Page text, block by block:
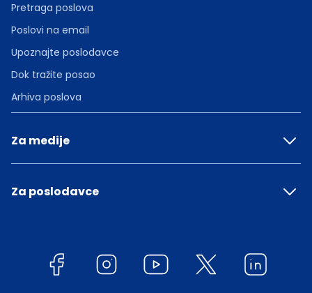
Pretraga poslova
Poslovi na email
Upoznajte poslodavce
Dok tražite posao
Arhiva poslova
Za medije
Za poslodavce